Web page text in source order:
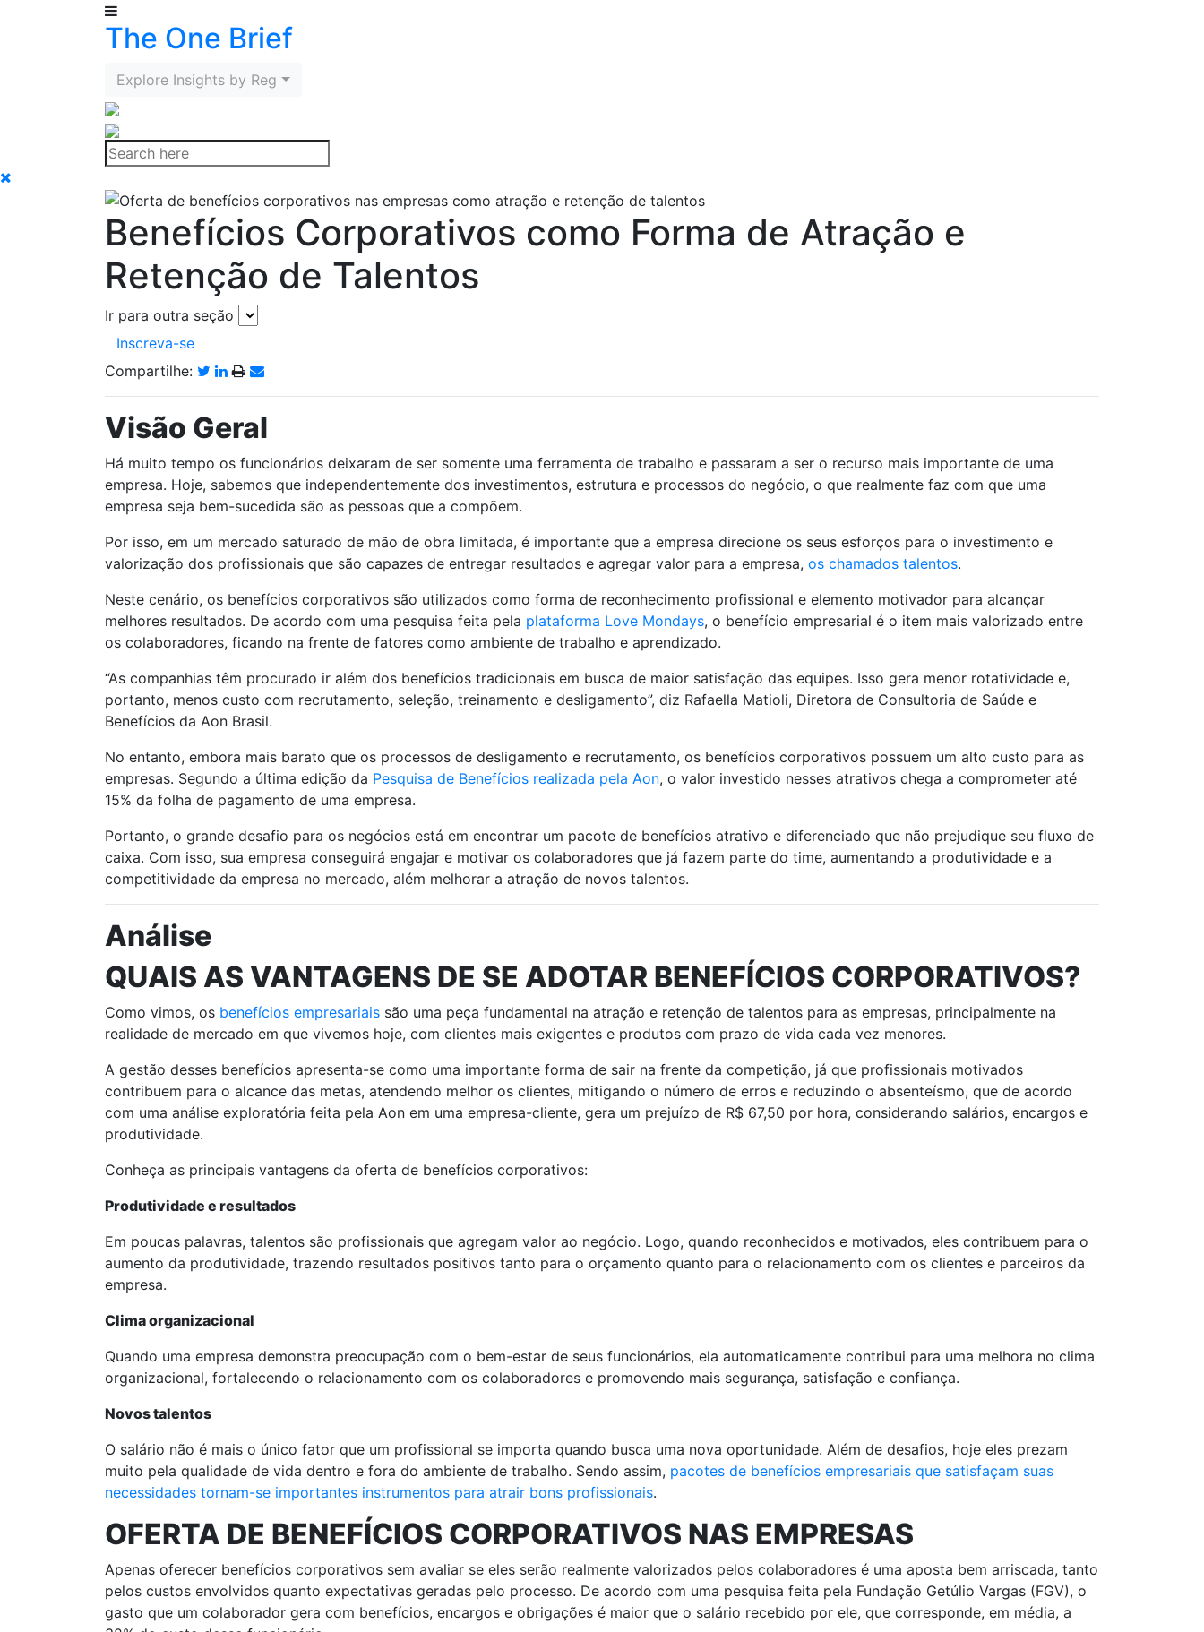
The One Brief
Explore Insights by Region
Benefícios Corporativos como Forma de Atração e
Retenção de Talentos
Ir para outra seção
Inscreva-se
Compartilhe:
Visão Geral
Há muito tempo os funcionários deixaram de ser somente uma ferramenta de trabalho e passaram a ser o recurso mais importante de uma
empresa. Hoje, sabemos que independentemente dos investimentos, estrutura e processos do negócio, o que realmente faz com que uma
empresa seja bem-sucedida são as pessoas que a compõem.
Por isso, em um mercado saturado de mão de obra limitada, é importante que a empresa direcione os seus esforços para o investimento e
valorização dos profissionais que são capazes de entregar resultados e agregar valor para a empresa, os chamados talentos.
Neste cenário, os benefícios corporativos são utilizados como forma de reconhecimento profissional e elemento motivador para alcançar
melhores resultados. De acordo com uma pesquisa feita pela plataforma Love Mondays, o benefício empresarial é o item mais valorizado entre
os colaboradores, ficando na frente de fatores como ambiente de trabalho e aprendizado.
“As companhias têm procurado ir além dos benefícios tradicionais em busca de maior satisfação das equipes. Isso gera menor rotatividade e,
portanto, menos custo com recrutamento, seleção, treinamento e desligamento”, diz Rafaella Matioli, Diretora de Consultoria de Saúde e
Benefícios da Aon Brasil.
No entanto, embora mais barato que os processos de desligamento e recrutamento, os benefícios corporativos possuem um alto custo para as
empresas. Segundo a última edição da Pesquisa de Benefícios realizada pela Aon, o valor investido nesses atrativos chega a comprometer até
15% da folha de pagamento de uma empresa.
Portanto, o grande desafio para os negócios está em encontrar um pacote de benefícios atrativo e diferenciado que não prejudique seu fluxo de
caixa. Com isso, sua empresa conseguirá engajar e motivar os colaboradores que já fazem parte do time, aumentando a produtividade e a
competitividade da empresa no mercado, além melhorar a atração de novos talentos.
Análise
QUAIS AS VANTAGENS DE SE ADOTAR BENEFÍCIOS CORPORATIVOS?
Como vimos, os benefícios empresariais são uma peça fundamental na atração e retenção de talentos para as empresas, principalmente na
realidade de mercado em que vivemos hoje, com clientes mais exigentes e produtos com prazo de vida cada vez menores.
A gestão desses benefícios apresenta-se como uma importante forma de sair na frente da competição, já que profissionais motivados
contribuem para o alcance das metas, atendendo melhor os clientes, mitigando o número de erros e reduzindo o absenteísmo, que de acordo
com uma análise exploratória feita pela Aon em uma empresa-cliente, gera um prejuízo de R$ 67,50 por hora, considerando salários, encargos e
produtividade.
Conheça as principais vantagens da oferta de benefícios corporativos:
Produtividade e resultados
Em poucas palavras, talentos são profissionais que agregam valor ao negócio. Logo, quando reconhecidos e motivados, eles contribuem para o
aumento da produtividade, trazendo resultados positivos tanto para o orçamento quanto para o relacionamento com os clientes e parceiros da
empresa.
Clima organizacional
Quando uma empresa demonstra preocupação com o bem-estar de seus funcionários, ela automaticamente contribui para uma melhora no clima
organizacional, fortalecendo o relacionamento com os colaboradores e promovendo mais segurança, satisfação e confiança.
Novos talentos
O salário não é mais o único fator que um profissional se importa quando busca uma nova oportunidade. Além de desafios, hoje eles prezam
muito pela qualidade de vida dentro e fora do ambiente de trabalho. Sendo assim, pacotes de benefícios empresariais que satisfaçam suas
necessidades tornam-se importantes instrumentos para atrair bons profissionais.
OFERTA DE BENEFÍCIOS CORPORATIVOS NAS EMPRESAS
Apenas oferecer benefícios corporativos sem avaliar se eles serão realmente valorizados pelos colaboradores é uma aposta bem arriscada, tanto
pelos custos envolvidos quanto expectativas geradas pelo processo. De acordo com uma pesquisa feita pela Fundação Getúlio Vargas (FGV), o
gasto que um colaborador gera com benefícios, encargos e obrigações é maior que o salário recebido por ele, que corresponde, em média, a